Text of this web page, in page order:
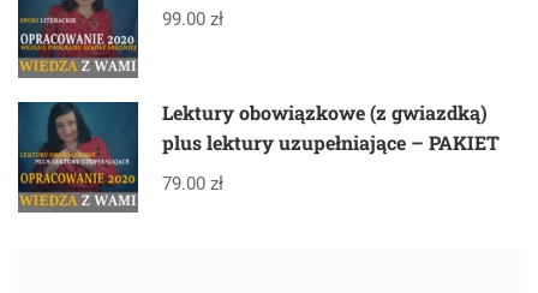
99.00 zł
Lektury obowiązkowe (z gwiazdką)
plus lektury uzupełniające – PAKIET
79.00 zł